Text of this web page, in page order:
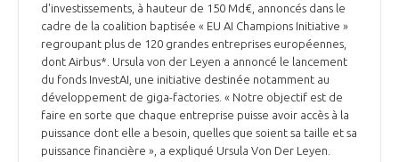
d'investissements, à hauteur de 150 Md€, annoncés dans le
cadre de la coalition baptisée « EU AI Champions Initiative »
regroupant plus de 120 grandes entreprises européennes,
dont Airbus*. Ursula von der Leyen a annoncé le lancement
du fonds InvestAI, une initiative destinée notamment au
développement de giga-factories. « Notre objectif est de
faire en sorte que chaque entreprise puisse avoir accès à la
puissance dont elle a besoin, quelles que soient sa taille et sa
puissance financière », a expliqué Ursula Von Der Leyen.